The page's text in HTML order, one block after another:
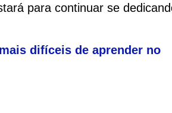
para continuar se
difíceis de aprender no